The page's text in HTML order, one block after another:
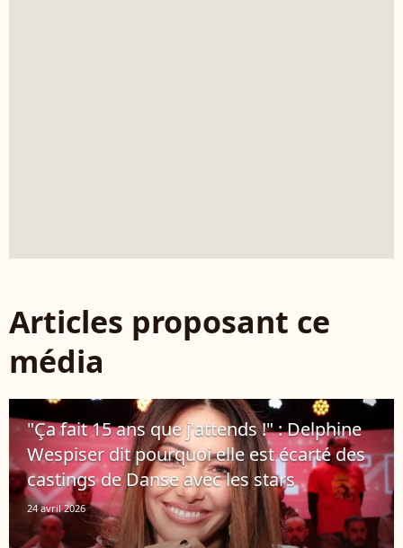
Articles proposant ce
média
"Ça fait 15 ans que j'attends !" : Delphine
Wespiser dit pourquoi elle est écarté des
castings de Danse avec les stars
24 avril 2026